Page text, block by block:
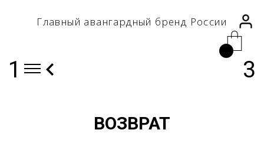
Главный авангардный бренд России
ВОЗВРАТ